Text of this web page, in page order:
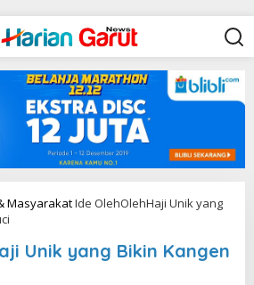
MasyarakatIde OlehOlehHaji Unik yang
Unik yang Bikin Kangen